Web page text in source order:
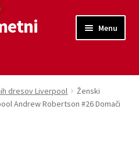
Menu
dresov Liverpool
Ženski
Andrew Robertson #26 Domači